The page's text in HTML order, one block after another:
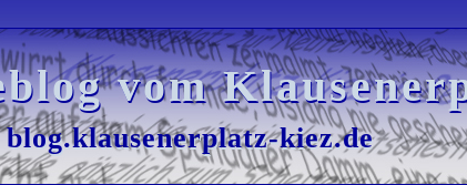
vom
vom
kiez.de
kiez.de